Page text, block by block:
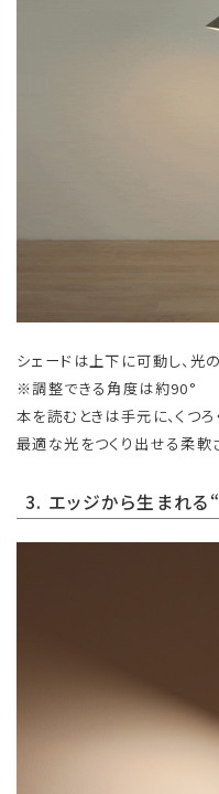
シェードは上下に可動し、光
※調整できる角度は約90°
本を読むときは手元に、く
最適な光をつくり出せる柔軟
3. エッジから生まれる